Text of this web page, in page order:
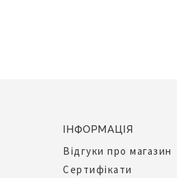
ІНФОРМАЦІЯ
Відгуки про магазин
Сертифікати